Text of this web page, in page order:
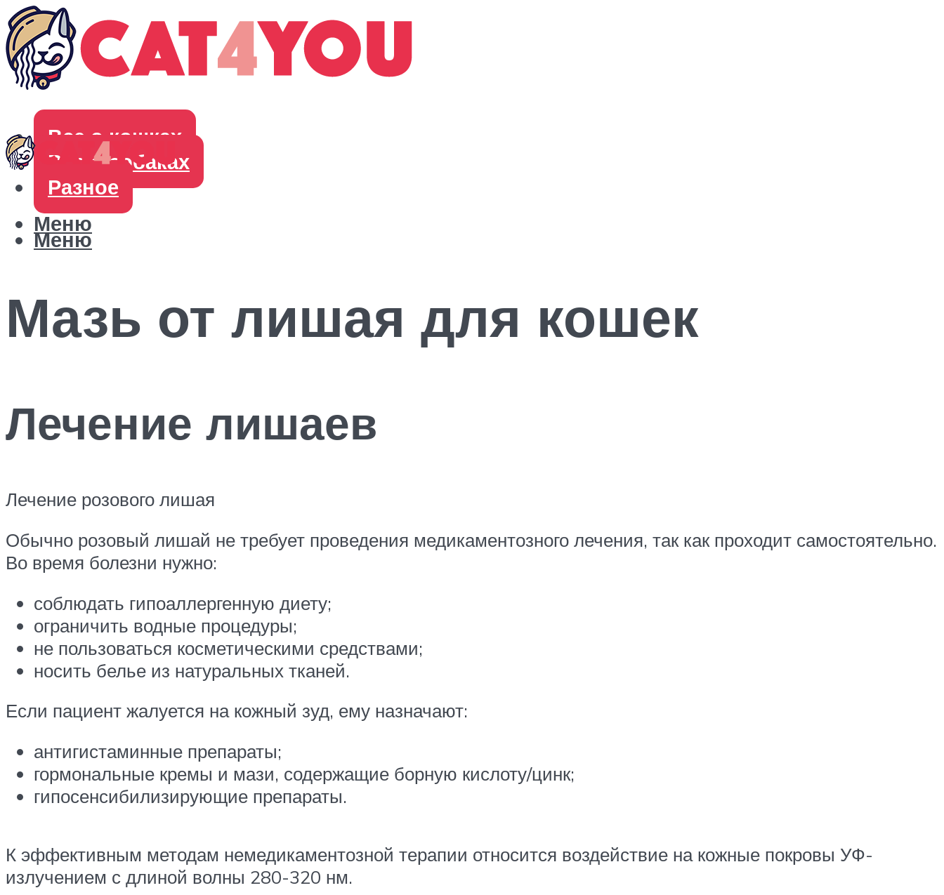
Все о кошках
Все о собаках
Разное
Меню
Меню
Мазь от лишая для кошек
Лечение лишаев
Лечение розового лишая
Обычно розовый лишай не требует проведения медикаментозного лечения, так как проходит самостоятельно.
Во время болезни нужно:
соблюдать гипоаллергенную диету;
ограничить водные процедуры;
не пользоваться косметическими средствами;
носить белье из натуральных тканей.
Если пациент жалуется на кожный зуд, ему назначают:
антигистаминные препараты;
гормональные кремы и мази, содержащие борную кислоту/цинк;
гипосенсибилизирующие препараты.
К эффективным методам немедикаментозной терапии относится воздействие на кожные покровы УФ-
излучением с длиной волны 280-320 нм.